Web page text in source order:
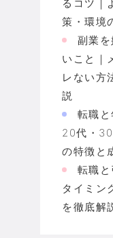
るコツ｜
策・環境
副業
いこと｜
レない方
説
転職と
20代・
の特徴と
転職
タイミン
を徹底解